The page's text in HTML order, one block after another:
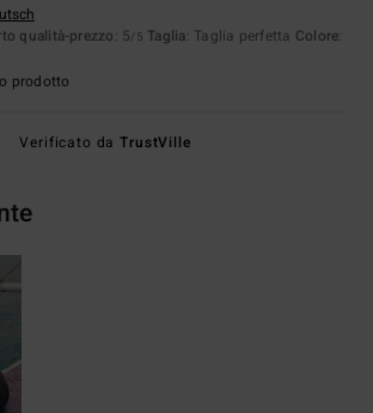
qualità-prezzo: 5/5 Taglia: Taglia perfetta Colore:
prodotto
Verificato daTrustVille